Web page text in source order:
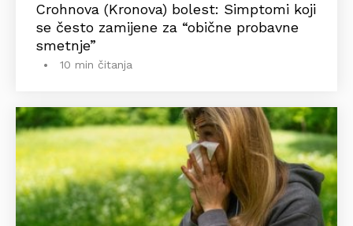
Crohnova (Kronova) bolest: Simptomi koji
se često zamijene za “obične probavne
smetnje”
10 min čitanja